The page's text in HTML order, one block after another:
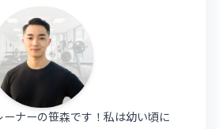
ーナーの笹森です！私は幼い頃に